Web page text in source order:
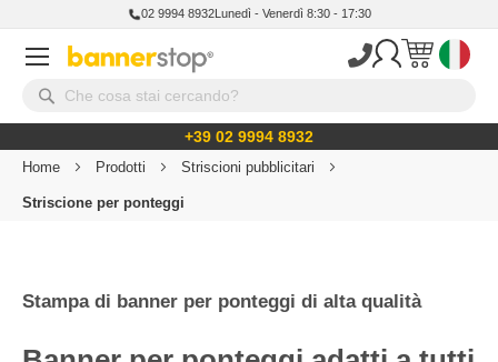
02 9994 8932Lunedì - Venerdì 8:30 - 17:30
+39 02 9994 8932
Home Prodotti Striscioni pubblicitari
Striscione per ponteggi
Stampa di banner per ponteggi di alta qualità